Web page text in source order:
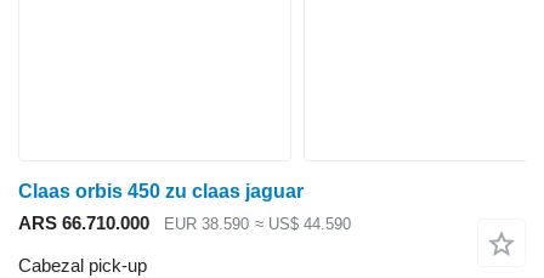
Claas orbis 450 zu claas jaguar
ARS 66.710.000
EUR 38.590 ≈ US$ 44.590
Cabezal pick-up